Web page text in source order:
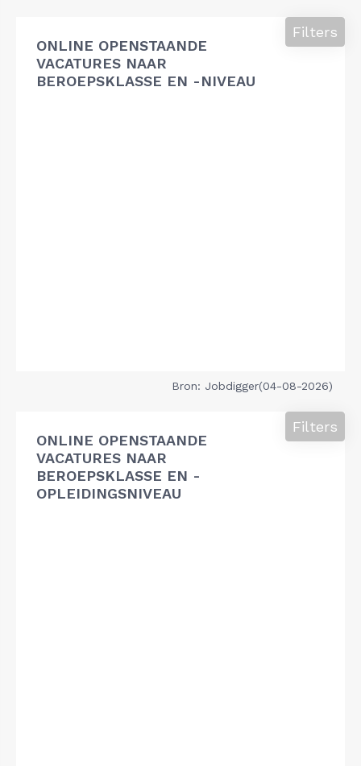
ONLINE OPENSTAANDE
VACATURES NAAR
BEROEPSKLASSE EN -NIVEAU
Filters
Bron: Jobdigger(04-08-2026)
ONLINE OPENSTAANDE
VACATURES NAAR
BEROEPSKLASSE EN -
OPLEIDINGSNIVEAU
Filters